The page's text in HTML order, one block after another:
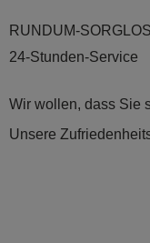
RUND­UM-
24-Stunden-Service
Wir wollen, dass Sie
Unsere